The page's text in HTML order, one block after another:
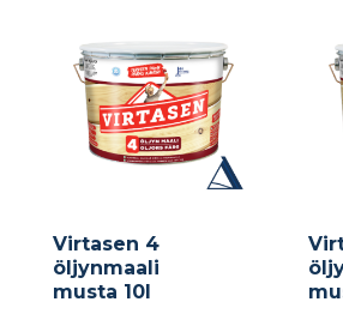
Virtasen 4
öljynmaali
musta 10l